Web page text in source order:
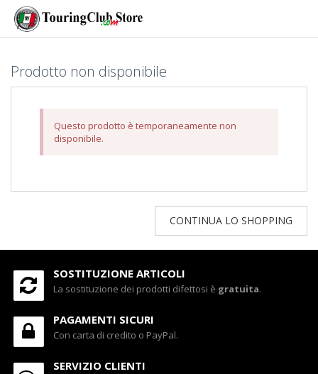
Prodotto non disponibile
Questo prodotto è temporaneamente non
disponibile.
CONTINUA LO SHOPPING
SOSTITUZIONE ARTICOLI
La sostituzione dei prodotti difettosi è gratuita.
PAGAMENTI SICURI
Con carta di credito o PayPal.
SERVIZIO CLIENTI